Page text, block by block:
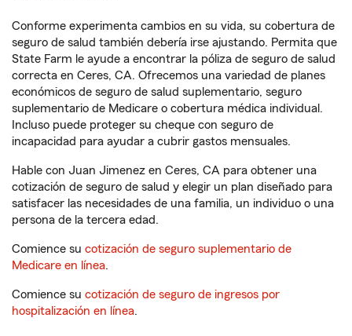
Conforme experimenta cambios en su vida, su cobertura de
seguro de salud también debería irse ajustando. Permita que
State Farm le ayude a encontrar la póliza de seguro de salud
correcta en Ceres, CA. Ofrecemos una variedad de planes
económicos de seguro de salud suplementario, seguro
suplementario de Medicare o cobertura médica individual.
Incluso puede proteger su cheque con seguro de
incapacidad para ayudar a cubrir gastos mensuales.
Hable con Juan Jimenez en Ceres, CA para obtener una
cotización de seguro de salud y elegir un plan diseñado para
satisfacer las necesidades de una familia, un individuo o una
persona de la tercera edad.
Comience su cotización de seguro suplementario de
Medicare en línea.
Comience su cotización de seguro de ingresos por
hospitalización en línea.